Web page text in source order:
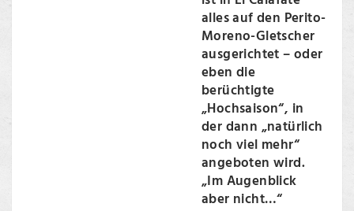
alles auf den Perito-
Moreno-Gletscher
ausgerichtet – oder
eben die
berüchtigte
„Hochsaison“, in
der dann „natürlich
noch viel mehr“
angeboten wird.
„Im Augenblick
aber nicht…“